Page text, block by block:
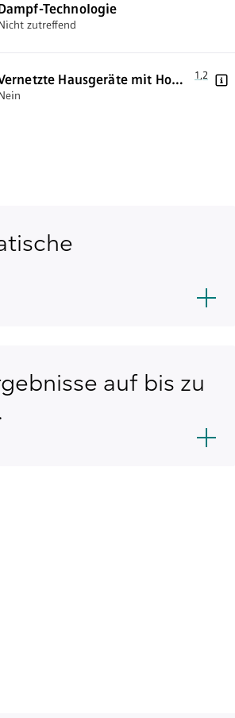
Technologie
zutreffend
Hausgeräte mit Home
Fußnote
1 ,,2
auf bis zu